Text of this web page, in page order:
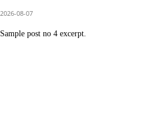
2026-08-07
Sample post no 4 excerpt.